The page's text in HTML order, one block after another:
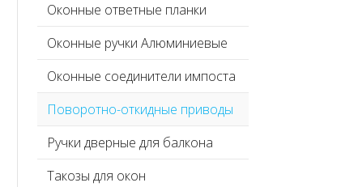
Оконные ответные планки
Оконные ручки Алюминиевые
Оконные соединители импоста
Поворотно-откидные приводы
Ручки дверные для балкона
Такозы для окон